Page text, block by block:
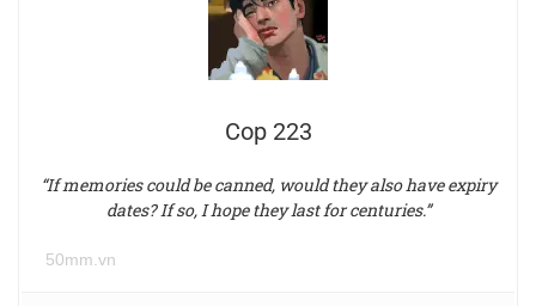
Cop 223
“If memories could be canned, would they also have expiry
dates? If so, I hope they last for centuries.”
50mm.vn